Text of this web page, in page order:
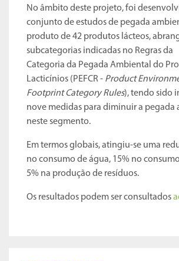
No âmbito deste projeto, foi
conjunto de estudos de pegada
produto de 42 produtos lácteos,
subcategorias indicadas no Regras da
Categoria da Pegada Ambiental do
Lacticínios (PEFCR - Product
Footprint Category Rules), tendo sido
nove medidas para diminuir a pegada
neste segmento.
Em termos globais, atingiu-se uma
no consumo de água, 15% no
5% na produção de resíduos.
Os resultados podem ser consultados